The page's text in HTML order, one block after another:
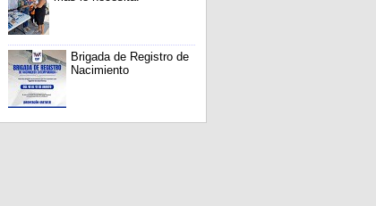
Brigada de Registro de
Nacimiento